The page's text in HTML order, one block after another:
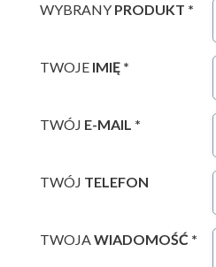
WYBRANY PRODUKT *
TWOJE IMIĘ *
TWÓJ E-MAIL *
TWÓJ TELEFON
TWOJAWIADOMOŚĆ *